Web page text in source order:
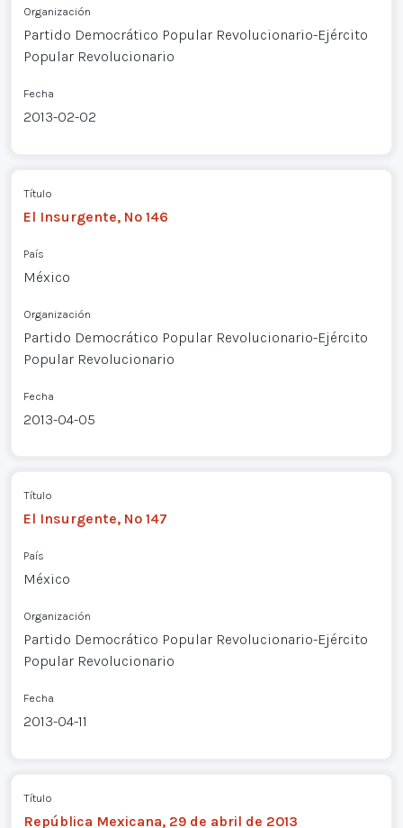
Organización
Partido Democrático Popular Revolucionario-Ejército
Popular Revolucionario
Fecha
2013-02-02
Título
El Insurgente, Nº 146
País
México
Organización
Partido Democrático Popular Revolucionario-Ejército
Popular Revolucionario
Fecha
2013-04-05
Título
El Insurgente, Nº 147
País
México
Organización
Partido Democrático Popular Revolucionario-Ejército
Popular Revolucionario
Fecha
2013-04-11
Título
República Mexicana, 29 de abril de 2013